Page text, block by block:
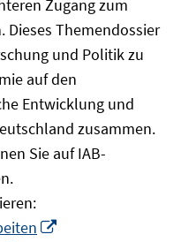
Zugang zum
Dieses Themendossier
und Politik zu
auf den
Entwicklung und
zusammen.
Sie auf IAB-